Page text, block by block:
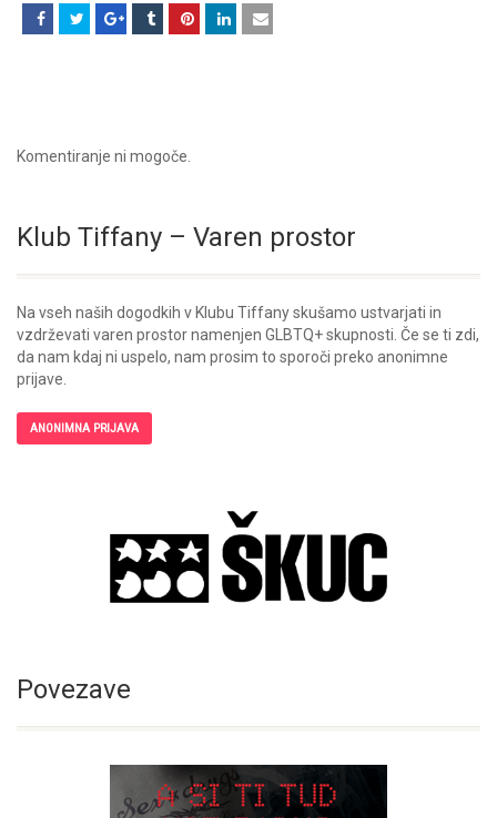
Komentiranje ni mogoče.
Klub Tiffany – Varen prostor
Na vseh naših dogodkih v Klubu Tiffany skušamo ustvarjati in
vzdrževati varen prostor namenjen GLBTQ+ skupnosti. Če se ti zdi,
da nam kdaj ni uspelo, nam prosim to sporoči preko anonimne
prijave.
ANONIMNA PRIJAVA
Povezave